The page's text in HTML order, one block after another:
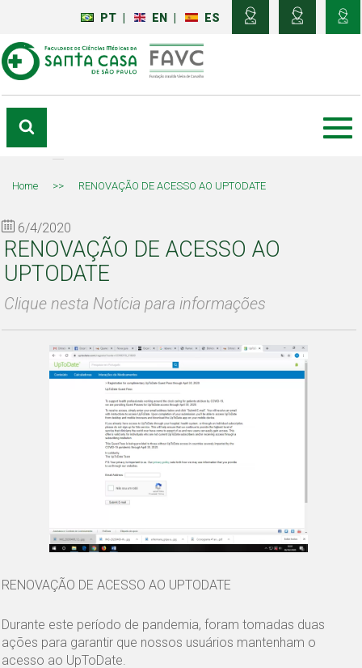
PT EN ES
Home >> RENOVAÇÃO DE ACESSO AO UPTODATE
6/4/2020
RENOVAÇÃO DE ACESSO AO
UPTODATE
Clique nesta Notícia para informações
RENOVAÇÃO DE ACESSO AO UPTODATE
Durante este período de pandemia, foram tomadas duas
ações para garantir que nossos usuários mantenham o
acesso ao UpToDate.